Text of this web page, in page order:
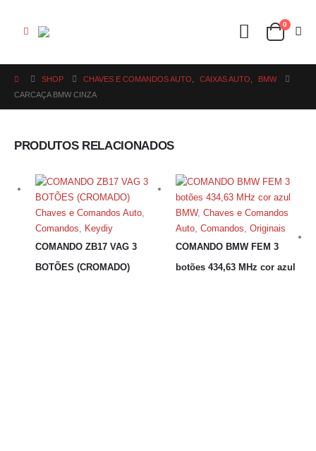
0
SHOP CHAVES E COMANDOS AUTO CAIXAS AUTO
BMW
CARCAÇA BMW CINZA
PRODUTOS RELACIONADOS
Chaves e Comandos Auto,
Comandos
Keydiy
COMANDO ZB17 VAG 3
BOTÕES (CROMADO)
BMW, Chaves e Comandos
Auto, Comandos Originais
COMANDO BMW FEM 3
botões 434,63 MHz cor azul